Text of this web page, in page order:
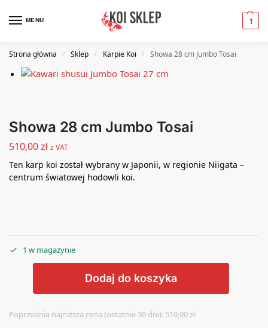
MENU 1
Strona główna / Sklep / Karpie Koi / Showa 28 cm Jumbo Tosai
Showa 28 cm Jumbo Tosai
510,00zł z VAT
Ten karp koi został wybrany w Japonii, w regionie Niigata –
centrum światowej hodowli koi.
1 w magazynie
Dodaj do koszyka
Poprzednia najniższa cena (ostatnie 30 dni): 510,00zł